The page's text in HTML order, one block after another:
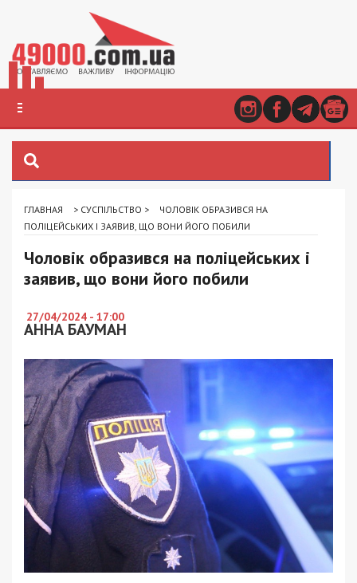
ГЛАВНАЯ > СУСПІЛЬСТВО >
ЧОЛОВІК ОБРАЗИВСЯ НА
ПОЛІЦЕЙСЬКИХ І ЗАЯВИВ, ЩО ВОНИ ЙОГО ПОБИЛИ
Чоловік образився на поліцейських і
заявив, що вони його побили
27/04/2024 - 17:00
АННА БАУМАН